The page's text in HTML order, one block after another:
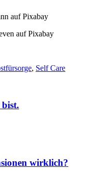
auf Pixabay
auf Pixabay
, Self Care
wirklich?